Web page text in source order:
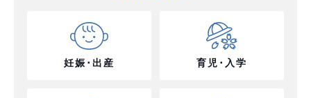
妊娠･出産 育児･入学